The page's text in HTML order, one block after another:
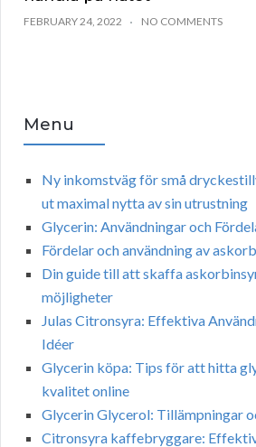
FEBRUARY 24, 2022 NO COMMENTS
Menu
Ny inkomstväg för små
ut maximal nytta av sin utrustning
Glycerin: Användningar och
Fördelar och användning av
Din guide till att skaffa
möjligheter
Julas Citronsyra: Effektiva
Idéer
Glycerin köpa: Tips för att hitta
kvalitet online
Glycerin Glycerol: Tillämpningar
Citronsyra kaffebryggare: